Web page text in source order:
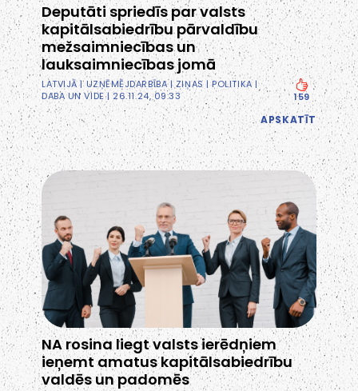
Deputāti spriedīs par valsts
kapitālsabiedrību pārvaldību
mežsaimniecības un
lauksaimniecības jomā
LATVIJĀ|UZŅĒMĒJDARBĪBA|ZIŅAS |POLITIKA|
DABA UN VIDE| 26.11.24, 09:33 159
APSKATĪT
NA rosina liegt valsts ierēdņiem
ieņemt amatus kapitālsabiedrību
valdēs un padomēs